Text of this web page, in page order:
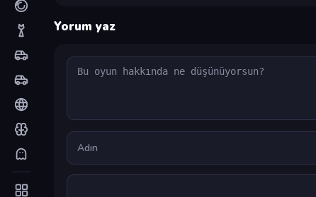
Yorum yaz
Yorum
Ad